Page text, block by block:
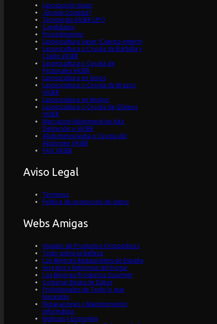
Liposucción Vaser
¿En qué Consiste?
Tecnología VASER LIPO
Candidatos
Procedimiento
Lipoescultura Vaser (Cuerpo entero)
Lipoescultura o Cirugía de Barbilla y
Cuello VASER
Lipoescultura o Cirugía de
Pectorales VASER
Lipoescultura en Senos
Lipoescultura o Cirugía de Brazos
VASER
Lipoescultura en Muslos
Lipoescultura o Cirugía de Glúteos
VASER
Marcación Abdominal de Alta
Definición o VASER
Abdominoplastia o Cirugía del
Abdomen VASER
FAQ VASER
Aviso Legal
Términos
Política de protección de datos
Webs Amigas
Alquiler de Productos Ortopédicos
Todo sobre la Belleza
Los Mejores Restaurantes de España
Arreglos y Reformas del Hogar
Los Mejores Productos Gourmet
Comprar Bases de Datos
Profesionales de Todo lo que
Necesites
Reparaciones y Mantenimiento
Informático
Noticias y Economía